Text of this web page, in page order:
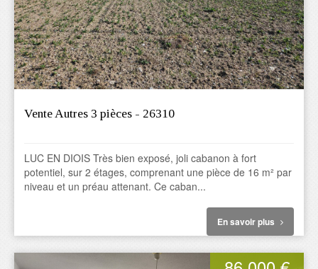
Vente Autres 3 pièces - 26310
LUC EN DIOIS Très bien exposé, joli cabanon à fort
potentiel, sur 2 étages, comprenant une pièce de 16 m² par
niveau et un préau attenant. Ce caban...
En savoir plus